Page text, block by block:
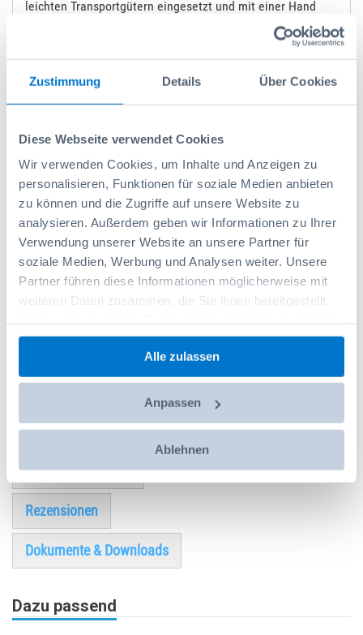
Zustimmung Details Über Cookies
Diese Webseite verwendet Cookies
Wir verwenden Cookies, um Inhalte und Anzeigen zu
personalisieren, Funktionen für soziale Medien anbieten
zu können und die Zugriffe auf unsere Website zu
analysieren. Außerdem geben wir Informationen zu Ihrer
Verwendung unserer Website an unsere Partner für
soziale Medien, Werbung und Analysen weiter. Unsere
Partner führen diese Informationen möglicherweise mit
weiteren Daten zusammen, die Sie ihnen bereitgestellt
gesammelt haben.
Alle zulassen
Anpassen
Ablehnen
leichten Transportgütern eingesetzt und mit einer Hand
intuitiv bedient werden. Er ist kompatibel mit ProSafe
Pfosten der Sortimo Fahrzeugeinrichtung Globelyst,
ProSafe Schienen, Sobo Grip ProSafe Böden,
Einzelzurrpunkten, Spannstangen mit Einzelzurrpunkten
belastbar und hat eine Gurtbreite von 25 mm. Die
zuschneidbare Antirutschmatte (Art.-Nr.:
6000003365) verhindert zusätzlich das Verrutschen der
Ladung. Zur Schonung der Zurrgurte und der Ladung sollte
ein Kantenschutz verwendet werden.
Das integrierte Ladungssicherungssystem ProSafe
ermöglicht schnelles und einfaches Verzurren. Das
intelligente und in der Fahrzeugeinrichtung integrierte
System sorgt für eine effiziente Betriebsführung und
Sicherheit. ProSafe Ladungssicherungselemente sind
den Traversen, Boden- und Wandverkleidungen enthalten,
die das Verzurren im Handumdrehen ermöglichen und
schnell und sicher unterwegs.
Technische Details
Rezensionen
Dokumente & Downloads
Dazu passend